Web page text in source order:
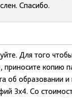
Спасибо.
Для того
приносите копию
об образовании и
3х4. Со